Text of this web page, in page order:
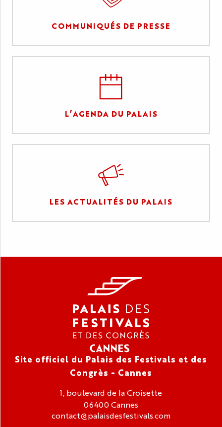
COMMUNIQUÉS DE PRESSE
L’AGENDA DU PALAIS
LES ACTUALITÉS DU PALAIS
Site officiel du Palais des Festivals et des
Congrès - Cannes
1, boulevard de la Croisette
06400 Cannes
contact@palaisdesfestivals.com